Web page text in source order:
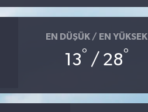
EN DÜŞÜK / EN YÜKSEK
13° / 28°